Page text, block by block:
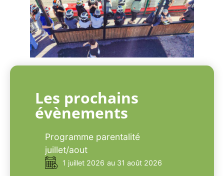
Les prochains
évènements
Programme parentalité
juillet/aout
1 juillet 2026 au 31 août 2026